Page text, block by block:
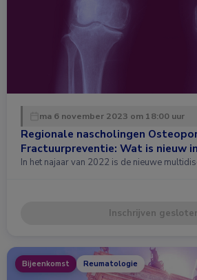
ma 6 november 2023 om 18:00 uur
Regionale nascholingen
Fractuurpreventie: Wat is nieuw
In het najaar van 2022 is de nieuwe
Inschrijven
Bijeenkomst Reumatologie